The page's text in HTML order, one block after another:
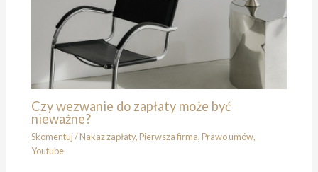
Czy wezwanie do zapłaty może być
nieważne?
Skomentuj/Nakaz zapłaty, Pierwsza firma, Prawo umów,
Youtube